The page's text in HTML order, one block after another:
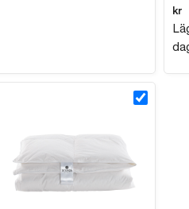
kr